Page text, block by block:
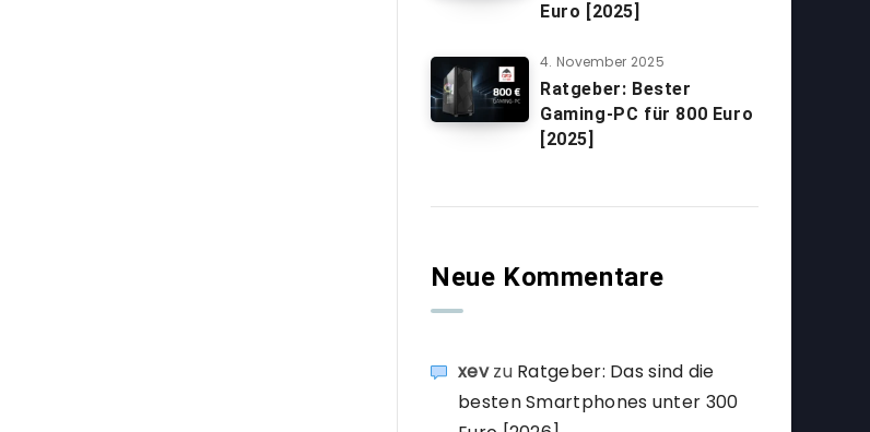
Euro [2025]
4. November 2025
Ratgeber: Bester
Gaming-PC für 800 Euro
[2025]
Neue Kommentare
xevzu Ratgeber: Das sind die
besten Smartphones unter 300